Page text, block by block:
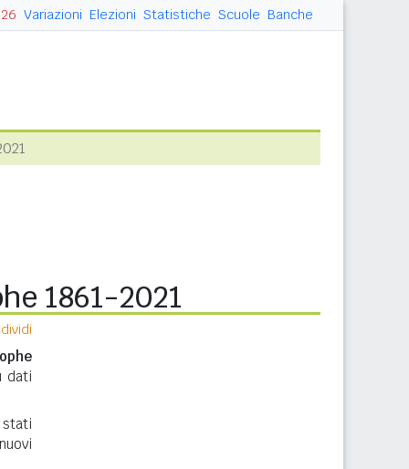
Variazioni Elezioni Statistiche Scuole Banche
1861-2021
dati